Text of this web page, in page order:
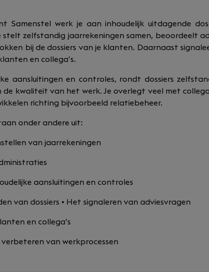
Samenstel werk je aan inhoudelijk uitdagende
stelt zelfstandig jaarrekeningen samen, beoordeelt
bij de dossiers van je klanten. Daarnaast
en collega’s.
aansluitingen en controles, rondt dossiers
de kwaliteit van het werk. Je overlegt veel met
richting bijvoorbeeld relatiebeheer.
onder andere uit:
van jaarrekeningen
aansluitingen en controles
van dossiers • Het signaleren van adviesvragen
en collega’s
van werkprocessen